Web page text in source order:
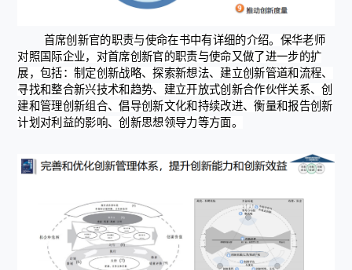
首席创新官的职责与使命在书中有详细的介绍。保华老师
对照国际企业，对首席创新官的职责与使命又做了进一步的扩
展，包括：制定创新战略、探索新想法、建立创新管道和流程、
寻找和整合新兴技术和趋势、建立开放式创新合作伙伴关系、创
建和管理创新组合、倡导创新文化和持续改进、衡量和报告创新
计划对利益的影响、创新思想领导力等方面。